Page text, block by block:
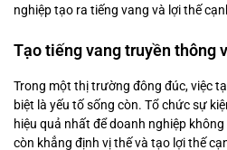
nghiệp tạo ra tiếng vang và lợi thế
Tạo tiếng vang truyền thông
Trong một thị trường đông đúc, việc
biệt là yếu tố sống còn. Tổ chức sự
hiệu quả nhất để doanh nghiệp
còn khẳng định vị thế và tạo lợi thế